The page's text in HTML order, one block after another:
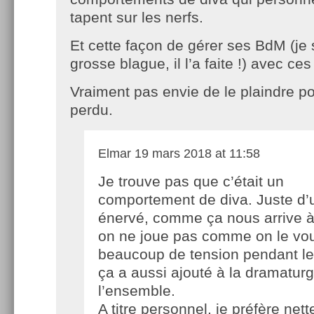
tapent sur les nerfs.
Et cette façon de gérer ses BdM (je
grosse blague, il l’a faite !) avec
Vraiment pas envie de le plaindre
perdu.
Elmar 19 mars 2018 at 11:58
Je trouve pas que c’était un
comportement de diva. Juste
énervé, comme ça nous arrive
on ne joue pas comme on le
beaucoup de tension pendant
ça a aussi ajouté à la
l’ensemble.
A titre personnel, je préfère